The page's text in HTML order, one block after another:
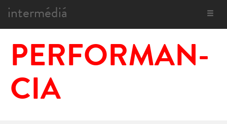
Toggle
intermédiá
PER­FOR­MAN­
CIA